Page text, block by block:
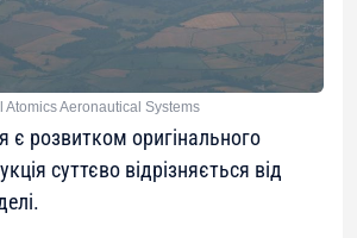
Atomics Aeronautical Systems
є розвитком оригінального
суттєво відрізняється від